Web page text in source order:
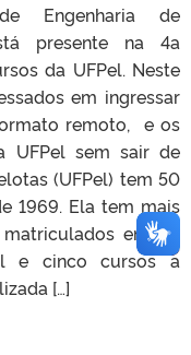
Engenharia de
presente na 4a
da UFPel. Neste
em ingressar
remoto, e os
UFPel sem sair de
(UFPel) tem 50
1969. Ela tem mais
em 96
e cinco cursos a
[…]